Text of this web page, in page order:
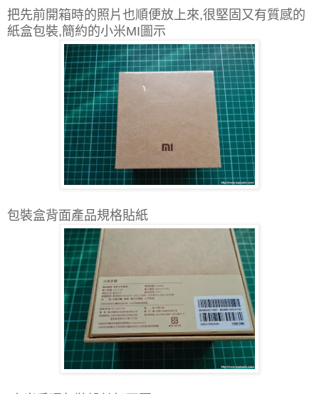
把先前開箱時的照片也順便放上來,很堅固又有質感的
紙盒包裝,簡約的小米MI圖示
包裝盒背面產品規格貼紙